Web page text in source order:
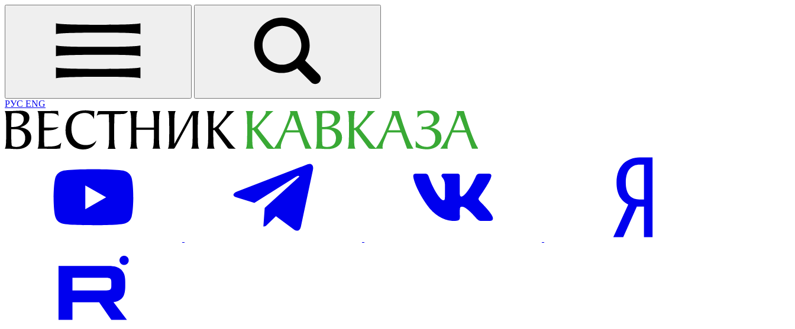
РУС ENG